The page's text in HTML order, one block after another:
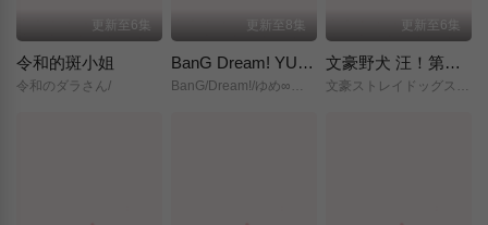
更新至6集
令和的斑小姐
令和のダラさん/
更新至8集
BanG Dream! YUME∞MITA
更新至6集
文豪野犬 汪！第二季